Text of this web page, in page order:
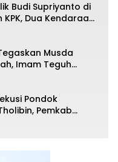
Budi Supriyanto di
Dua Kendaraan
Musda
Imam Teguh
Aklamasi
Pondok
Pemkab
hingga